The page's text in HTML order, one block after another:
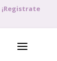
¡Registrate